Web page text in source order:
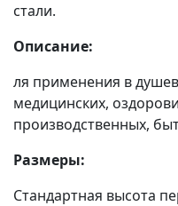
стали.
Описание:
ля применения в
медицинских,
производственных,
Размеры:
Стандартная высота